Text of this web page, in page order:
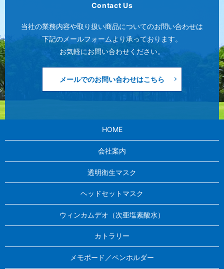
Contact Us
当社の業務内容や取り扱い商品についてのお問い合わせは
下記のメールフォームより承っております。
お気軽にお問い合わせください。
メールでのお問い合わせはこちら
HOME
会社案内
透明衛生マスク
ヘッドセットマスク
ウィンカムデオ（次亜塩素酸水）
カトラリー
メモボード／ペンホルダー